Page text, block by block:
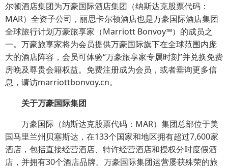
尔顿酒店集团为万豪国际酒店集团（纳斯达克股票代码：
MAR）全资子公司，丽思卡尔顿酒店也是万豪国际酒店集团
全球旅行计划万豪旅享家（Marriott Bonvoy™）的成员之
一。万豪旅享家将为会员提供万豪国际旗下在全球范围内庞
大的酒店阵容，会员可体验“万豪旅享家专属时刻”并兑换免费
房晚及尊贵会籍权益。免费注册成为会员，或者垂询更多信
息，请访marriottbonvoy.cn。
关于万豪国际集团
万豪国际（纳斯达克股票代码：MAR）集团总部位于美
国马里兰州贝塞斯达，在133个国家和地区拥有超过7,600家
酒店，包括直接经营酒店、特许经营酒店和授权分时度假酒
店，并拥有30个酒店品牌。万豪国际集团运营屡获殊荣的旅